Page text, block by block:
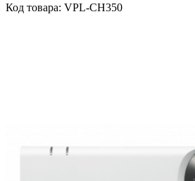
Код товара: VPL-CH350